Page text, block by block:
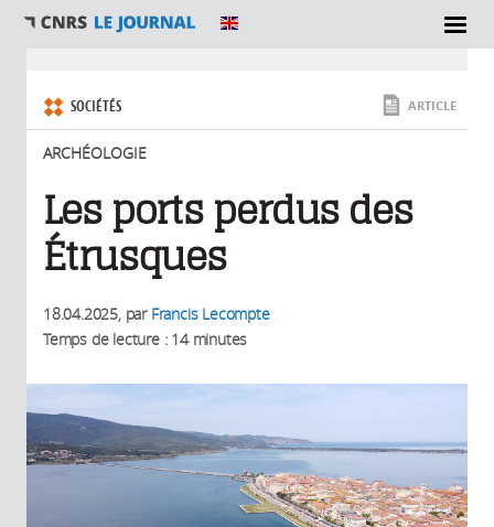
SECTIONS
SOCIÉTÉS
ARCHÉOLOGIE
ARTICLE
Les ports perdus des
Étrusques
18.04.2025, par Francis Lecompte
Temps de lecture : 14 minutes